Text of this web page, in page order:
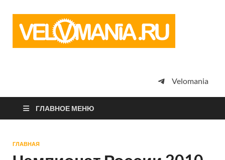
просто
Velomania
ГЛАВНОЕ МЕНЮ
ГЛАВНАЯ